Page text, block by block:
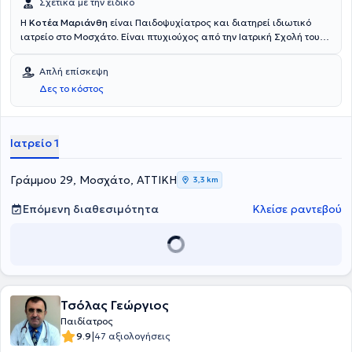
Η Κοτέα Μαριάνθη είναι Παιδοψυχίατρος και διατηρεί ιδιωτικό
ιατρείο στο Μοσχάτο. Είναι πτυχιούχος από την Ιατρική Σχολή του
ειδικεύτηκε στην Πανεπιστημιακή Παιδοψυχιατρική κλινική του
Γενικού Νοσοκομείου Παίδων "Αγία Σοφία". Διετέλεσε για χρόνια
επιστημονική υπεύθυνη στο Συμβουλευτικό Κέντρο του Δήμου
Καλλιθέας. Η κυρία Κοτέα δεν έχει προχωρήσει σε πιστοποίηση με
για δημόσιες υπηρεσίες.
Απλή επίσκεψη
Δες το κόστος
Ιατρείο 1
Γράμμου 29, Μοσχάτο, ΑΤΤΙΚΗ 3,3 km
Επόμενη διαθεσιμότητα Κλείσε ραντεβού
Τσόλας Γεώργιος
Παιδίατρος
9.9|47 αξιολογήσεις